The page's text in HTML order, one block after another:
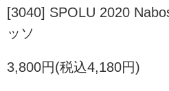
[3040] SPOLU 2020
ッソ
3,800円(税込4,180円)